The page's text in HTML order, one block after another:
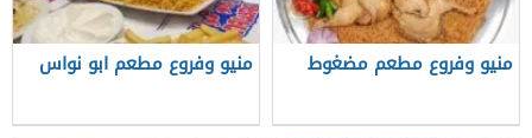
منيو وفروع مطعم مضغوط منيو وفروع مطعم ابو نواس